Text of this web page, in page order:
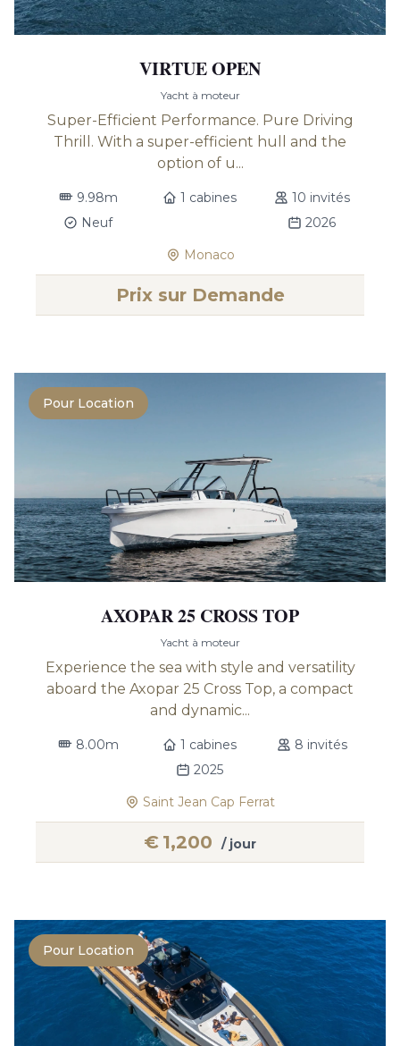
VIRTUE OPEN
Yacht à moteur
Super-Efficient Performance. Pure Driving
Thrill. With a super-efficient hull and the
option of u...
9.98m 1 cabines
10 invités
Neuf
2026
Monaco
Prix sur Demande
Pour Location
AXOPAR 25 CROSS TOP
Yacht à moteur
Experience the sea with style and versatility
aboard the Axopar 25 Cross Top, a compact
and dynamic...
8.00m 1 cabines
8 invités
2025
Saint Jean Cap Ferrat
€ 1,200 / jour
Pour Location